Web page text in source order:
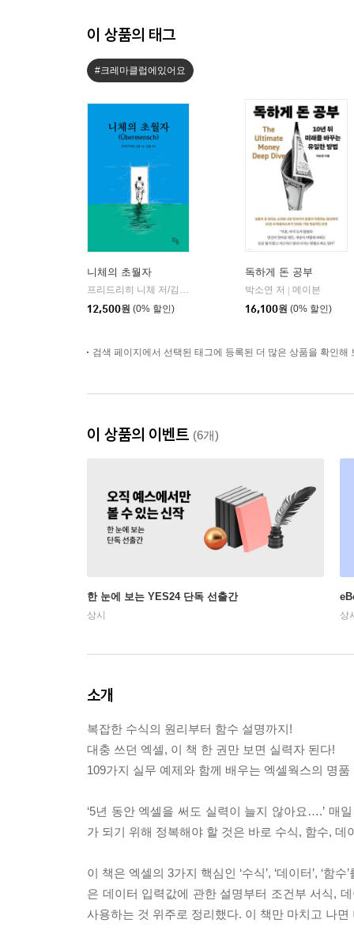
이 상품의 태그
#크레마클럽에있어요
니체의 초월자
프리드리히 니체 저/김철 편역
12,500원 (0% 할인)
독하게 돈 공부
박소연 저
메이븐
16,100원 (0% 할인)
검색 페이지에서 선택된 태그에 등록된 더 많은 상품을 확인해
이 상품의 이벤트 (6개)
한 눈에 보는 YES24 단독 선출간
상시 상
소개
복잡한 수식의 원리부터 함수 설명까지!
대충 쓰던 엑셀, 이 책 한 권만 보면 실력자 된다!
109가지 실무 예제와 함께 배우는 엑셀웍스의 명
‘5년 동안 엑셀을 써도 실력이 늘지 않아요….’ 매
가 되기 위해 정복해야 할 것은 바로 수식, 함수, 데
이 책은 엑셀의 3가지 핵심인 ‘수식’, ‘데이터’, ‘함
은 데이터 입력값에 관한 설명부터 조건부 서식,
사용하는 것 위주로 정리했다. 이 책만 마치고 나